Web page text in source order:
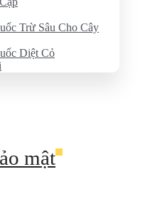
Trừ Sâu Cho Cây
Diệt Cỏ
mật